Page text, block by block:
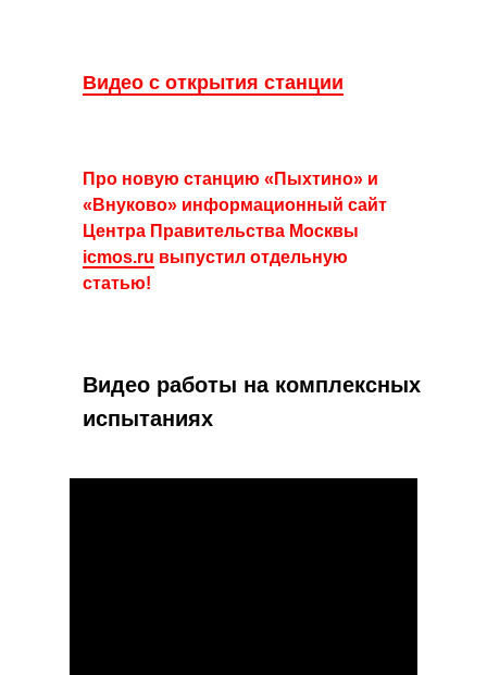
Видео с открытия станции
Про новую станцию «Пыхтино» и
«Внуково» информационный сайт
Центра Правительства Москвы
icmos.ru выпустил отдельную
статью!
Видео работы на комплексных
испытаниях